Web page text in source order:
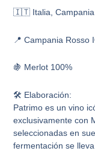
🇮🇹 Italia, Campania
📍 Campania Rosso
🍇 Merlot 100%
🛠️ Elaboración:
Patrimo es un vino
exclusivamente con
seleccionadas en
fermentación se